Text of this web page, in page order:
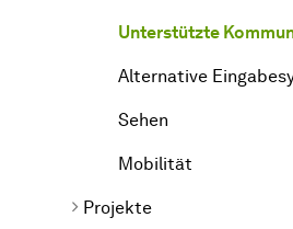
Unterstützte
Alternative
Sehen
Mobilität
Projekte